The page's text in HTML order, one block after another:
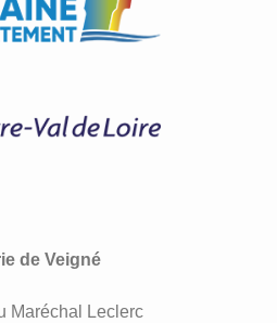
de Veigné
Maréchal Leclerc